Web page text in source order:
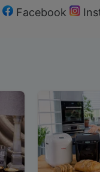
Facebook